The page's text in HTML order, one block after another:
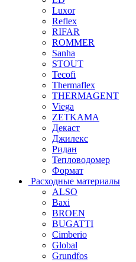
Luxor
Reflex
RIFAR
ROMMER
Sanha
STOUT
Tecofi
Thermaflex
THERMAGENT
Viega
ZETKAMA
Декаст
Джилекс
Ридан
Тепловодомер
Формат
Расходные материалы
ALSO
Baxi
BROEN
BUGATTI
Cimberio
Global
Grundfos